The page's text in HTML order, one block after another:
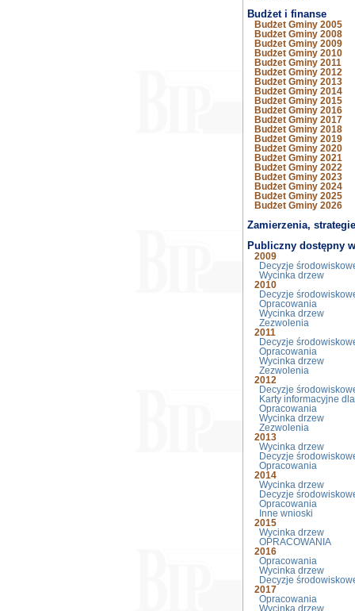
Budżet i finanse
Budżet Gminy 2005
Budżet Gminy 2008
Budżet Gminy 2009
Budżet Gminy 2010
Budżet Gminy 2011
Budżet Gminy 2012
Budżet Gminy 2013
Budżet Gminy 2014
Budżet Gminy 2015
Budżet Gminy 2016
Budżet Gminy 2017
Budżet Gminy 2018
Budżet Gminy 2019
Budżet Gminy 2020
Budżet Gminy 2021
Budżet Gminy 2022
Budżet Gminy 2023
Budżet Gminy 2024
Budżet Gminy 2025
Budżet Gminy 2026
Zamierzenia,
Publiczny dostępny
2009
Decyzje
Wycinka drzew
2010
Decyzje
Opracowania
Wycinka drzew
Zezwolenia
2011
Decyzje
Opracowania
Wycinka drzew
Zezwolenia
2012
Decyzje
Karty informacyjne
Opracowania
Wycinka drzew
Zezwolenia
2013
Wycinka drzew
Decyzje
Opracowania
2014
Wycinka drzew
Decyzje
Opracowania
Inne wnioski
2015
Wycinka drzew
OPRACOWANIA
2016
Opracowania
Wycinka drzew
Decyzje
2017
Opracowania
Wycinka drzew